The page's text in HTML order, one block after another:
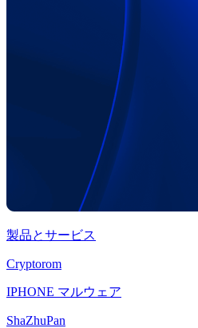
製品とサービス
Cryptorom
IPHONE マルウェア
ShaZhuPan